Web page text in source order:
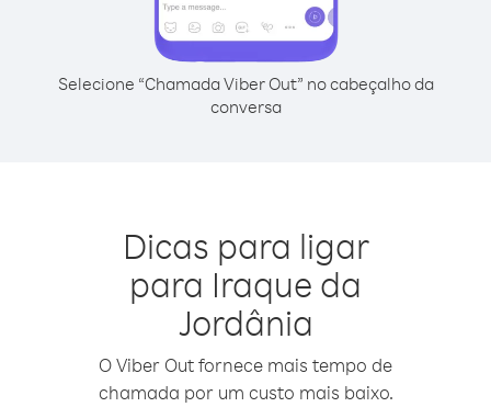
Selecione “Chamada Viber Out” no cabeçalho da
conversa
Dicas para ligar
para Iraque da
Jordânia
O Viber Out fornece mais tempo de
chamada por um custo mais baixo.